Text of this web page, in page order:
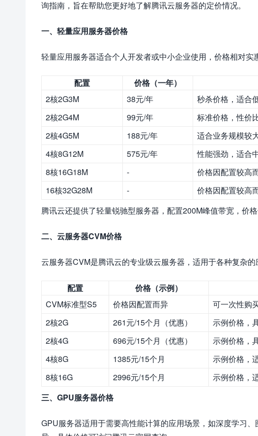
询指南，旨在帮助您更好地了解腾讯云服务器的定价情况。
一、轻量应用服务器价格
轻量应用服务器适合个人开发者或中小企业使用，价格相对实
配置 价格（一年）
2核2G3M
38元/年
秒杀价格，适合
2核2G4M
99元/年
标准价格，性价
2核4G5M
188元/年
适合业务规模较
4核8G12M
575元/年
性能强劲，适合
8核16G18M
-
价格因配置较高
16核32G28M
-
价格因配置较高
腾讯云还提供了轻量锐驰型服务器，配置200M峰值带宽，价
二、云服务器CVM价格
云服务器CVM是腾讯云的专业级云服务器，适用于各种复杂
配置 价格（示例）
CVM标准型S5
价格因配置而异
可一次性购
2核2G
261元/15个月（优惠）
示例价格，
2核4G
696元/15个月（优惠）
示例价格，
4核8G
1385元/15个月
示例价格，
8核16G
2996元/15个月
示例价格，
三、GPU服务器价格
GPU服务器适用于需要高性能计算的应用场景，如深度学习